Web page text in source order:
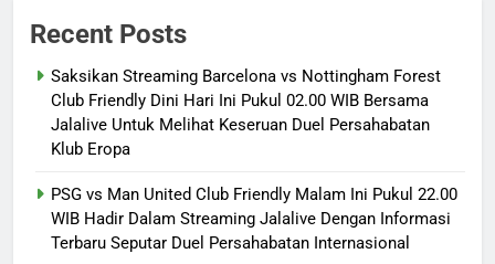
Recent Posts
Saksikan Streaming Barcelona vs Nottingham Forest
Club Friendly Dini Hari Ini Pukul 02.00 WIB Bersama
Jalalive Untuk Melihat Keseruan Duel Persahabatan
Klub Eropa
PSG vs Man United Club Friendly Malam Ini Pukul 22.00
WIB Hadir Dalam Streaming Jalalive Dengan Informasi
Terbaru Seputar Duel Persahabatan Internasional